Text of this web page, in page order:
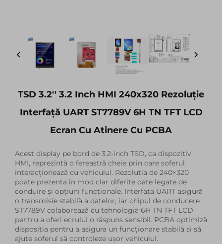
TSD 3.2'' 3.2 Inch HMI 240x320 Rezoluție
Interfață UART ST7789V 6H TN TFT LCD
Ecran Cu Atinere Cu PCBA
Acest display pe bord de 3.2-inch TSD, ca dispozitiv
HMI, reprezintă o fereastră cheie prin care soferul
interacționează cu vehiculul. Rezoluția de 240×320
poate prezenta în mod clar diferite date legate de
conduire și opțiuni funcționale. Interfața UART asigură
o transmisie stabilă a datelor, iar chipul de conducere
ST7789V colaborează cu tehnologia 6H TN TFT LCD
pentru a oferi ecrului o răspuns sensibil. PCBA optimiză
disposiția pentru a asigura un funcționare stabilă și să
ajute soferul să controleze ușor vehiculul.